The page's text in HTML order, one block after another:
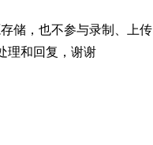
储，也不参与录制、上传
理和回复，谢谢